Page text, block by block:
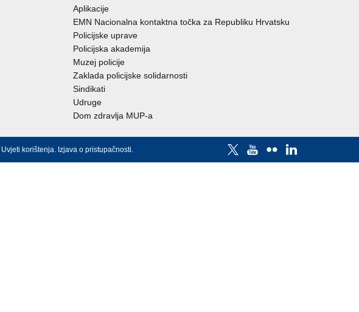
Aplikacije
EMN Nacionalna kontaktna točka za Republiku Hrvatsku
Policijske uprave
Policijska akademija
Muzej policije
Zaklada policijske solidarnosti
Sindikati
Udruge
Dom zdravlja MUP-a
Uvjeti korištenja. Izjava o pristupačnosti.